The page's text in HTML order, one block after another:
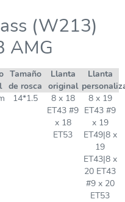
(W213)
AMG
Tamaño
de rosca
Llanta
original
Llanta
14*1.5
8 x 18
ET43 #9
x 18
ET53
8 x 19
ET43 #9
x 19
ET49|8 x
19
ET43|8 x
20 ET43
#9 x 20
ET53